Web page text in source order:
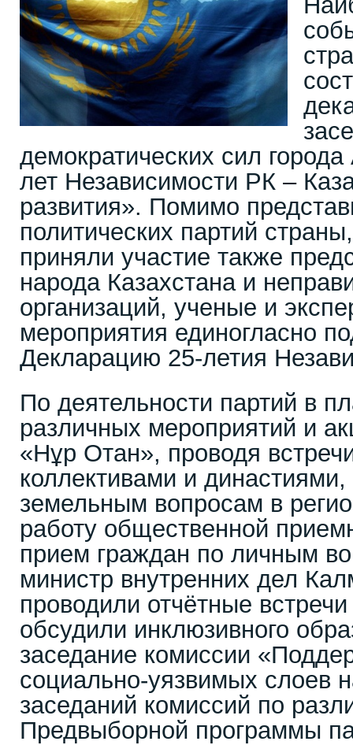
демократических сил
лет Независимости РК –
развития». Помимо
политических партий
приняли участие также
народа Казахстана и
организаций, ученые и
мероприятия единогласно
Декларацию 25-летия
По деятельности партий в
различных мероприятий и
«Нұр Отан», проводя
коллективами и династиями,
земельным вопросам в
работу общественной
прием граждан по личным
министр внутренних дел
проводили отчётные
обсудили инклюзивного
заседание комиссии
социально-уязвимых слоев
заседаний комиссий по
Предвыборной программы